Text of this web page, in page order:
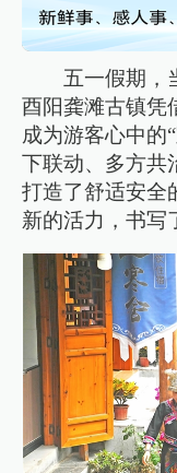
五一假期，
酉阳龚滩古镇凭
成为游客心中的
下联动、多方共
打造了舒适安全
新的活力，书写